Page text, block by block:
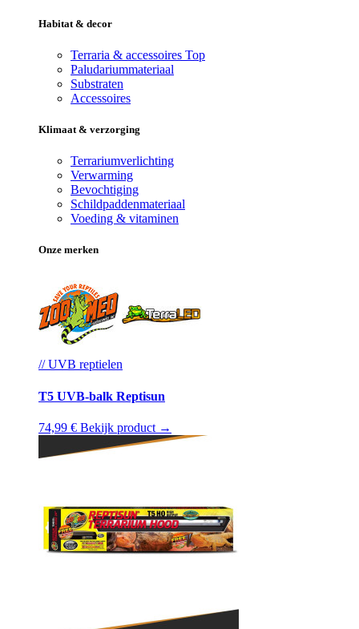
Habitat & decor
Terraria & accessoires Top
Paludariummateriaal
Substraten
Accessoires
Klimaat & verzorging
Terrariumverlichting
Verwarming
Bevochtiging
Schildpaddenmateriaal
Voeding & vitaminen
Onze merken
// UVB reptielen
T5 UVB-balk Reptisun
74,99 € Bekijk product →